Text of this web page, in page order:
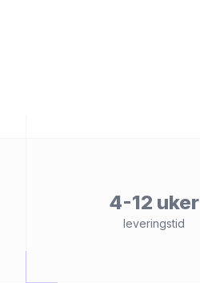
4-12 uker
leveringstid